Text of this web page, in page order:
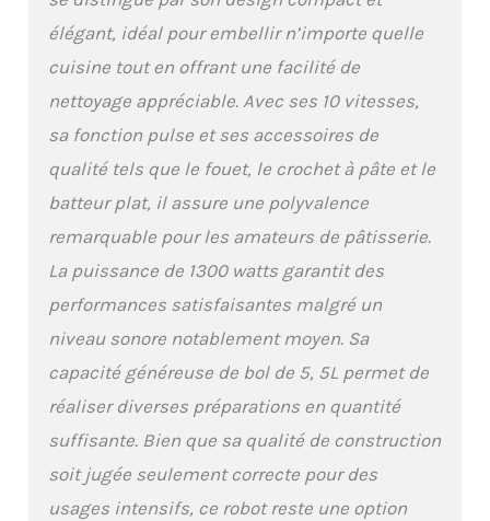
Robot Patissier Compact et
Léger: Ce robot patissier est
assurant un mélange parfait.
Grâce à ses pieds à ventouse,
des surfaces lisses comme le
granit ou le Corian,
optimale pendant le
pétrissage ou le mélange.
Avec un poids inférieur à 4 kg,
ce robot pâtissier est plus
facile à soulever et à déplacer
que d’autres modèles
Silencieux et Protégé Contre la
Surchauffe: Équipé d'un
moteur en cuivre pur de haute
qualité et d'engrenages
durables taillés avec
précision, ce robot patissier
élégant, idéal pour embellir n’importe quelle
cuisine tout en offrant une facilité de
nettoyage appréciable. Avec ses 10 vitesses,
sa fonction pulse et ses accessoires de
qualité tels que le fouet, le crochet à pâte et le
batteur plat, il assure une polyvalence
remarquable pour les amateurs de pâtisserie.
La puissance de 1300 watts garantit des
performances satisfaisantes malgré un
niveau sonore notablement moyen. Sa
capacité généreuse de bol de 5, 5L permet de
réaliser diverses préparations en quantité
suffisante. Bien que sa qualité de construction
soit jugée seulement correcte pour des
usages intensifs, ce robot reste une option